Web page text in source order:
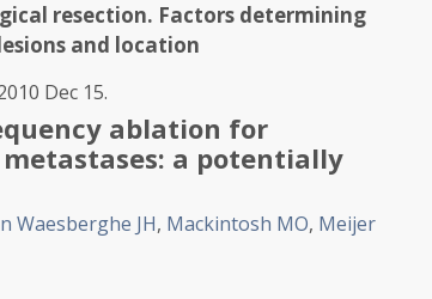
resection. Factors determining
and location
Dec 15.
ablation for
a potentially
Waesberghe JH, Mackintosh MO, Meijer